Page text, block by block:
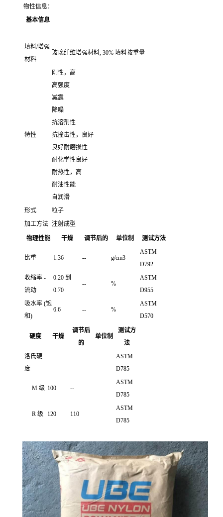
物性信息：
基本信息
填料/增强
材料
玻璃纤维增强材料, 30% 填料按重量
特性
刚性，高
高强度
减震
降噪
抗溶剂性
抗撞击性，良好
良好耐磨损性
耐化学性良好
耐热性，高
耐油性能
自润滑
形式
粒子
加工方法 注射成型
物理性能 干燥 调节后的 单位制 测试方法
比重 1.36 -- g/cm3
ASTM
D792
收缩率 -
流动
0.20 到
0.70
-- %
ASTM
D955
吸水率 (饱
和)
6.6 -- %
ASTM
D570
硬度 干燥
调节后
的
单位制
测试方
法
洛氏硬
度
ASTM
D785
M 级 100 --
ASTM
D785
R 级 120 110
ASTM
D785